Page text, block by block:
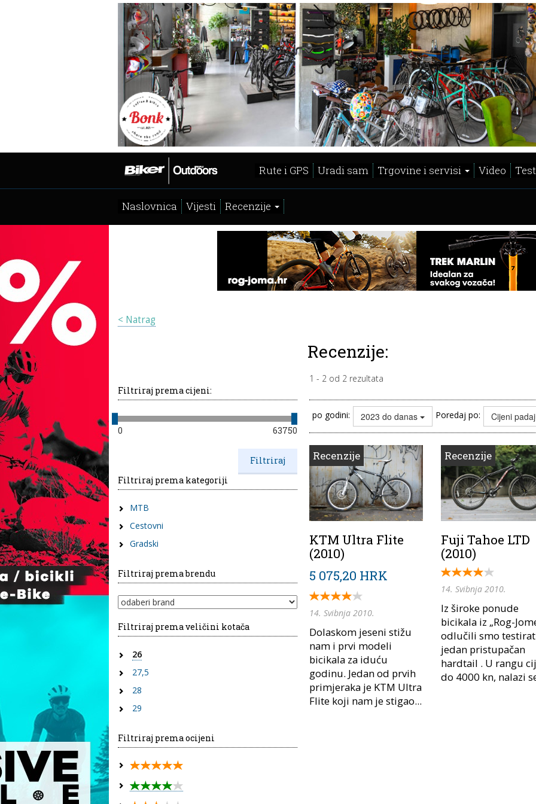
Rute i GPS Uradi sam Trgovine i servisi Video
Naslovnica Vijesti Recenzije
< Natrag
Recenzije:
1 - 2 od 2 rezultata
Filtriraj prema cijeni:
0 63750
Filtriraj prema kategoriji
MTB
Cestovni
Gradski
Filtriraj prema brendu
Filtriraj prema veličini kotača
26
27,5
28
29
Filtriraj prema ocijeni
po godini: 2023 do danas Poredaj po: Cijeni
Recenzije
KTM Ultra Flite
(2010)
5 075,20 HRK
14. Svibnja 2010.
Dolaskom jeseni stižu
nam i prvi modeli
bicikala za iduću
godinu. Jedan od prvih
primjeraka je KTM Ultra
Flite koji nam je stigao...
Recenzije
Fuji Tahoe LTD
(2010)
14. Svibnja 2010.
Iz široke ponude
bicikala iz „Rog-
odlučili smo
jedan pristupačan
hardtail . U rangu
do 4000 kn, nalazi